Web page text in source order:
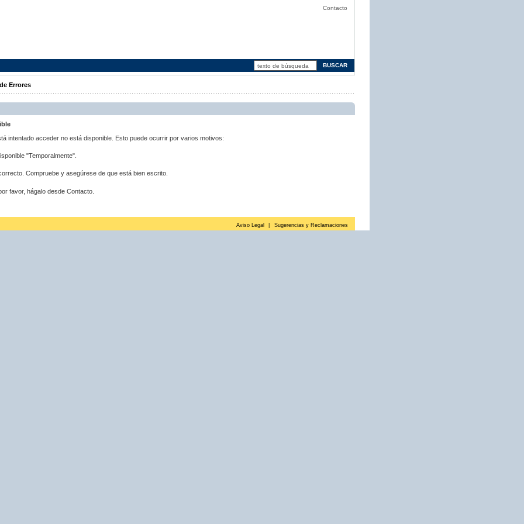
Contacto
Errores
intentado acceder no está disponible. Esto puede ocurrir por varios motivos:
"Temporalmente".
Compruebe y asegúrese de que está bien escrito.
favor, hágalo desde Contacto.
Aviso Legal Sugerencias y Reclamaciones